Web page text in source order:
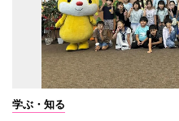
学ぶ・知る